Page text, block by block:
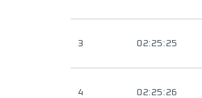
3 02:25:25
4 02:25:26